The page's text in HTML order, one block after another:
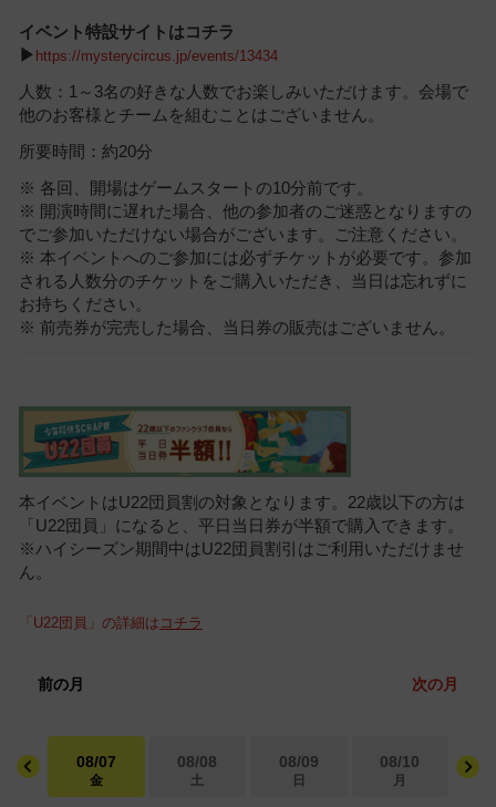
イベント特設サイトはコチラ
▶ https://mysterycircus.jp/events/13434
人数：1～3名の好きな人数でお楽しみいただけます。会場で
他のお客様とチームを組むことはございません。
所要時間：約20分
※ 各回、開場はゲームスタートの10分前です。
※ 開演時間に遅れた場合、他の参加者のご迷惑となりますの
でご参加いただけない場合がございます。ご注意ください。
※ 本イベントへのご参加には必ずチケットが必要です。参加
される人数分のチケットをご購入いただき、当日は忘れずに
お持ちください。
※ 前売券が完売した場合、当日券の販売はございません。
本イベントはU22団員割の対象となります。22歳以下の方は
「U22団員」になると、平日当日券が半額で購入できます。
※ハイシーズン期間中はU22団員割引はご利用いただけませ
ん。
「U22団員」の詳細は コチラ
前の月 次の月
08/07
金
08/08
土
08/09
日
08/10
月